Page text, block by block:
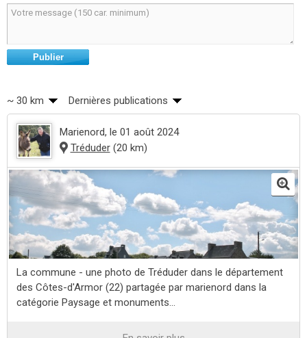
Publier
~ 30 km Dernières publications
Marienord, le 01 août 2024
Tréduder(20 km)
La commune - une photo de Tréduder dans le département
des Côtes-d'Armor (22) partagée par marienord dans la
catégorie Paysage et monuments...